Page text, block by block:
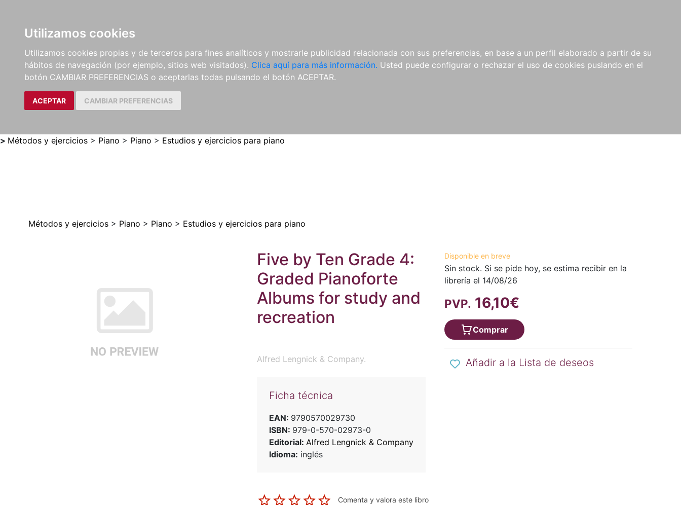
Utilizamos cookies
Utilizamos cookies propias y de terceros para fines analíticos y mostrarle publicidad relacionada con sus preferencias, en base a un perfil elaborado a partir de su
hábitos de navegación (por ejemplo, sitios web visitados). Clica aquí para más información. Usted puede configurar o rechazar el uso de cookies puslando en el
botón CAMBIAR PREFERENCIAS o aceptarlas todas pulsando el botón ACEPTAR.
ACEPTAR CAMBIAR PREFERENCIAS
LIBROS
MÉTODOS Y
EJERCICIOS
PARTITURAS Y EDICIONES
CRÍTICAS
REVISTAS
CDS Y
DVDS
MATERIAL
COMPLEMENTARIO
NOVEDADES NOTICIAS
COMPRAS
INSTITUCIONALES
> Métodos y ejercicios > Piano > Piano > Estudios y ejercicios para piano
Métodos y ejercicios > Piano > Piano > Estudios y ejercicios para piano
Five by Ten Grade 4:
Graded Pianoforte
Albums for study and
recreation
Alfred Lengnick & Company.
Ficha técnica
EAN: 9790570029730
ISBN: 979-0-570-02973-0
Editorial: Alfred Lengnick & Company
Idioma: inglés
Comenta y valora este libro
Disponible en breve
Sin stock. Si se pide hoy, se estima recibir en la
librería el 14/08/26
PVP. 16,10€
Comprar
Añadir a la Lista de deseos